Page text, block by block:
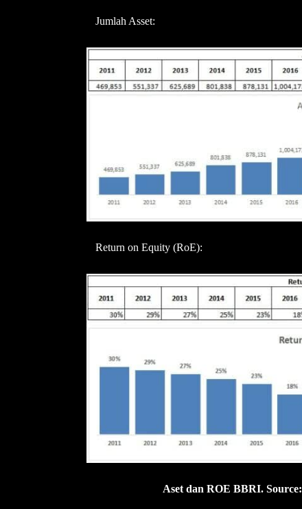
Jumlah Asset:
Return on Equity (RoE):
Aset dan ROE BBRI. Source: